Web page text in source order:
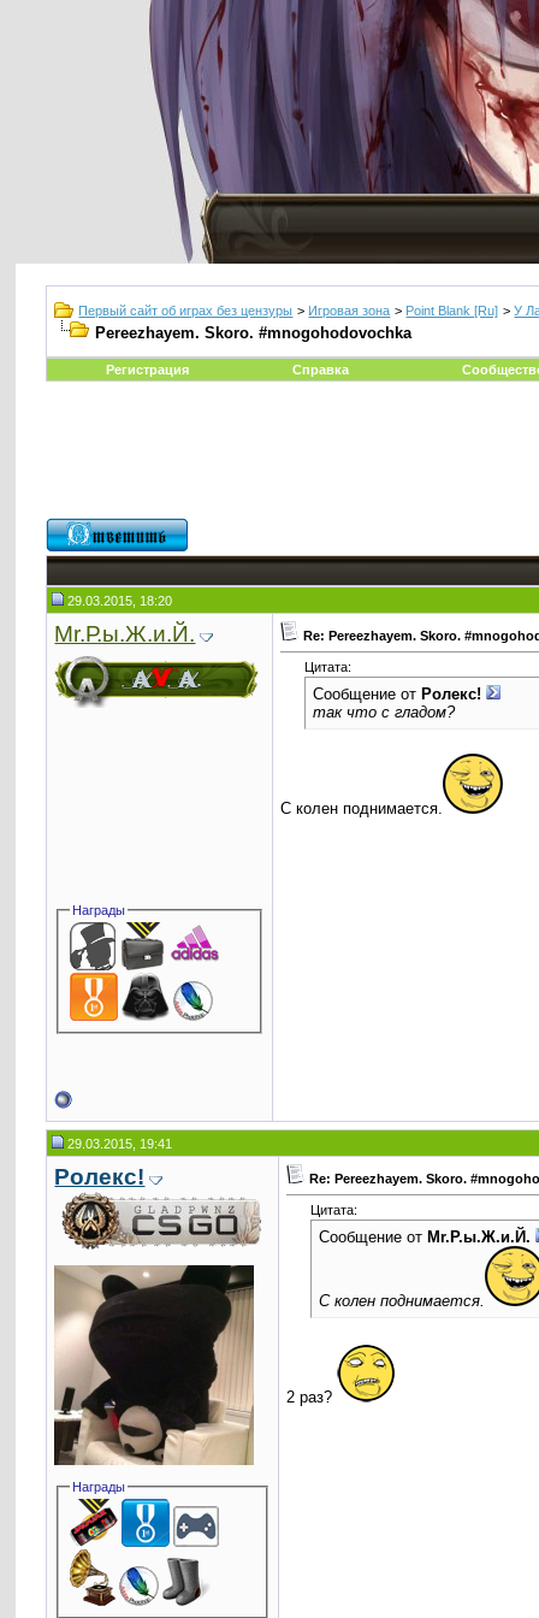
Первый сайт об играх без цензуры > Игровая зона > Point Blank [Ru] >У
Pereezhayem. Skoro. #mnogohodovochka
Регистрация Справка
29.03.2015, 18:20
Mr.Р.ы.Ж.и.Й.
Награды
Re: Pereezhayem. Skoro.
Цитата:
Сообщение от Ролекс!
так что с гладом?
С колен поднимается.
29.03.2015, 19:41
Ролекс!
Награды
Re: Pereezhayem. Skoro.
Цитата:
Сообщение от Mr.Р.ы.Ж.и.Й.
С колен поднимается.
2 раз?